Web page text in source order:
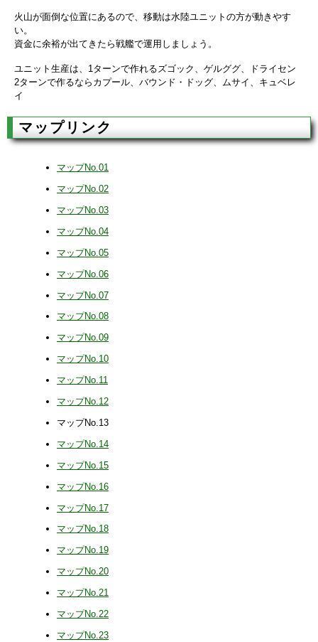
火山が面倒な位置にあるので、移動は水陸ユニットの方が動きやす
い。
資金に余裕が出てきたら戦艦で運用しましょう。
ユニット生産は、1ターンで作れるズゴック、ゲルググ、ドライセン
2ターンで作るならカプール、バウンド・ドッグ、ムサイ、キュベレ
イ
マップリンク
マップNo.01
マップNo.02
マップNo.03
マップNo.04
マップNo.05
マップNo.06
マップNo.07
マップNo.08
マップNo.09
マップNo.10
マップNo.11
マップNo.12
マップNo.13
マップNo.14
マップNo.15
マップNo.16
マップNo.17
マップNo.18
マップNo.19
マップNo.20
マップNo.21
マップNo.22
マップNo.23